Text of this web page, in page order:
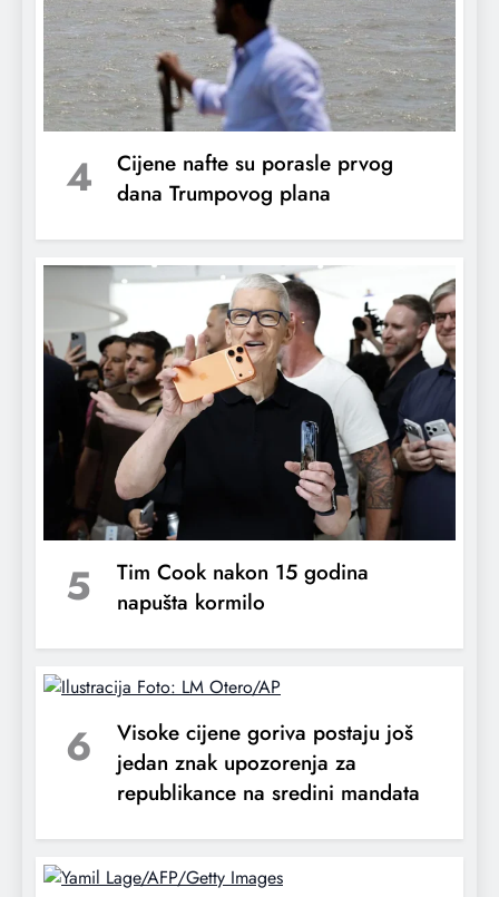
Ukrajina napada ruske rafinerije nafte
nekoliko sati nakon što SAD ukidaju
sankcije na moskovsku naftu
Iran ponovo blokirao Hormuški moreuz
Hormuški moreuz potpuno otvoren za
prolazak svih brodova. 17.4.2026.
4
Cijene nafte su porasle prvog
dana Trumpovog plana
5
Tim Cook nakon 15 godina
napušta kormilo
6
Visoke cijene goriva postaju još
jedan znak upozorenja za
republikance na sredini mandata